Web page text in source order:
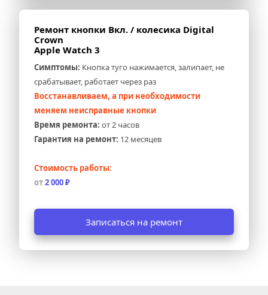
Ремонт кнопки Вкл. / колесика Digital
Crown
Apple Watch 3
Симптомы: Кнопка туго нажимается, залипает, не
срабатывает, работает через раз
Восстанавливаем, а при необходимости
меняем неисправные кнопки
Время ремонта: от 2 часов
Гарантия на ремонт: 12 месяцев
Стоимость работы:
от 2 000 ₽
Записаться на ремонт